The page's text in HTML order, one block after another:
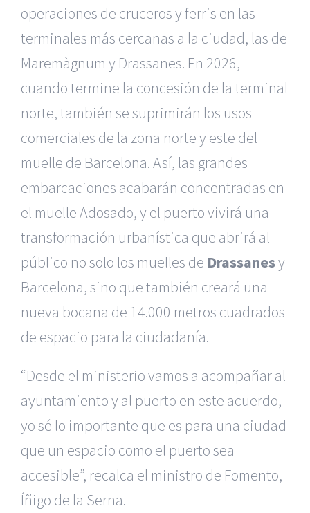
operaciones de cruceros y ferris en las
terminales más cercanas a la ciudad, las de
Maremàgnum y Drassanes. En 2026,
cuando termine la concesión de la terminal
norte, también se suprimirán los usos
comerciales de la zona norte y este del
muelle de Barcelona. Así, las grandes
embarcaciones acabarán concentradas en
el muelle Adosado, y el puerto vivirá una
transformación urbanística que abrirá al
público no solo los muelles de Drassanesy
Barcelona, sino que también creará una
nueva bocana de 14.000 metros cuadrados
de espacio para la ciudadanía.
“Desde el ministerio vamos a acompañar al
ayuntamiento y al puerto en este acuerdo,
yo sé lo importante que es para una ciudad
que un espacio como el puerto sea
accesible”, recalca el ministro de Fomento,
Íñigo de la Serna.